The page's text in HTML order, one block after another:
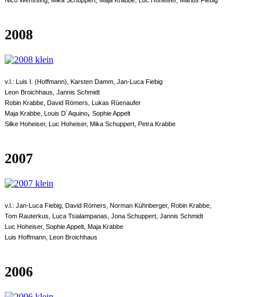
2008
v.l.: Luis I. (Hoffmann), Karsten Damm, Jan-Luca Fiebig
Leon Broichhaus, Jannis Schmidt
Robin Krabbe, David Römers, Lukas Rüenaufer
Maja Krabbe, Louis D´Aquino, Sophie Appelt
Silke Hoheiser, Luc Hoheiser, Mika Schuppert, Petra Krabbe
2007
v.l.: Jan-Luca Fiebig, David Römers, Norman Kühnberger, Robin Krabbe,
Tom Rauterkus, Luca Tsialampanas, Jona Schuppert, Jannis Schmidt
Luc Hoheiser, Sophie Appelt, Maja Krabbe
Luis Hoffmann, Leon Broichhaus
2006